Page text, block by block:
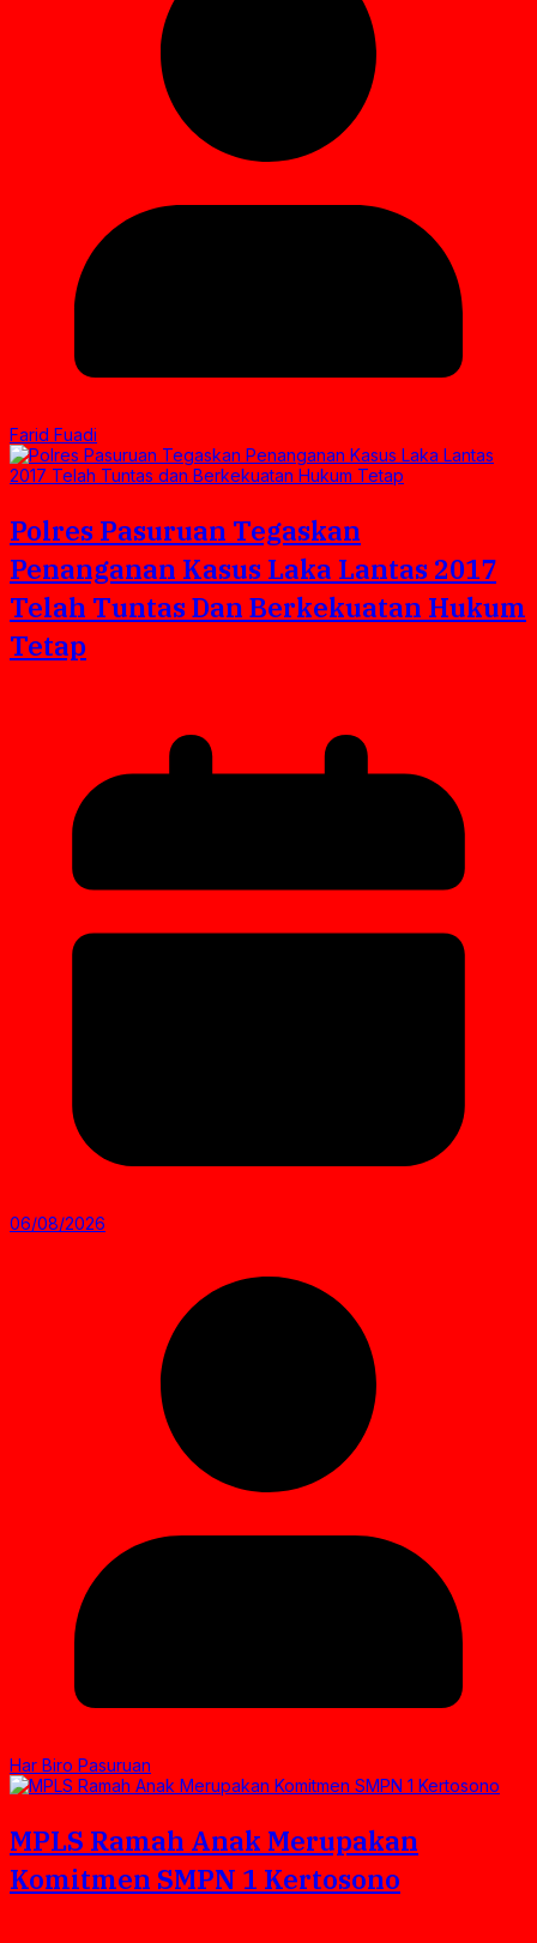
Farid Fuadi
Polres Pasuruan Tegaskan
Penanganan Kasus Laka Lantas 2017
Telah Tuntas Dan Berkekuatan Hukum
Tetap
06/08/2026
Har Biro Pasuruan
MPLS Ramah Anak Merupakan
Komitmen SMPN 1 Kertosono